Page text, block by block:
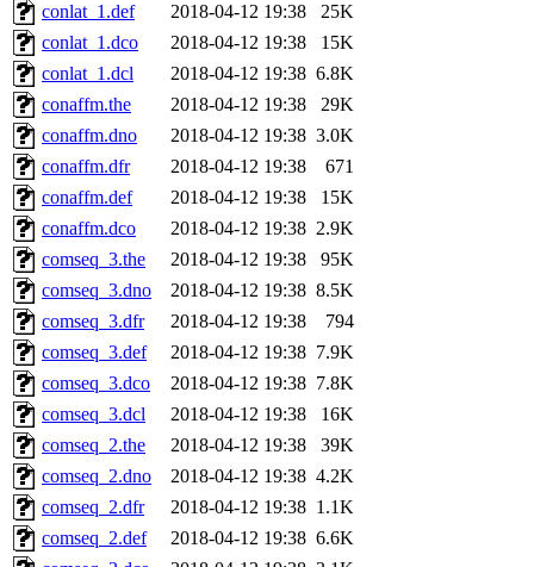
conlat_1.def
2018-04-12 19:38
25K
conlat_1.dco
2018-04-12 19:38
15K
conlat_1.dcl
2018-04-12 19:38 6.8K
conaffm.the
2018-04-12 19:38
29K
conaffm.dno
2018-04-12 19:38 3.0K
conaffm.dfr
2018-04-12 19:38
671
conaffm.def
2018-04-12 19:38
15K
conaffm.dco
2018-04-12 19:38 2.9K
comseq_3.the
2018-04-12 19:38
95K
comseq_3.dno
2018-04-12 19:38 8.5K
comseq_3.dfr
2018-04-12 19:38
794
comseq_3.def
2018-04-12 19:38 7.9K
comseq_3.dco
2018-04-12 19:38 7.8K
comseq_3.dcl
2018-04-12 19:38
16K
comseq_2.the
2018-04-12 19:38
39K
comseq_2.dno
2018-04-12 19:38 4.2K
comseq_2.dfr
2018-04-12 19:38 1.1K
comseq_2.def
2018-04-12 19:38 6.6K